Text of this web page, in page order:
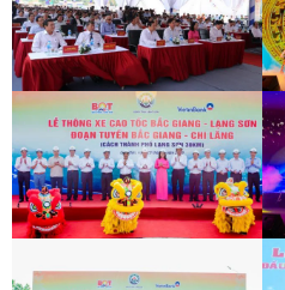
LỄ THÔNG XE CAO TỐC BẮC GIANG -
LẠNG SƠN
LỄ THÔNG XE CAO TỐC BẮC GIANG -
LẠNG SƠN